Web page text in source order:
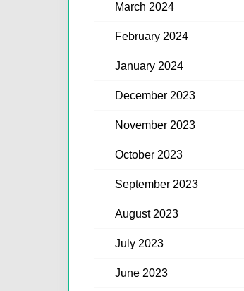
March 2024
February 2024
January 2024
December 2023
November 2023
October 2023
September 2023
August 2023
July 2023
June 2023